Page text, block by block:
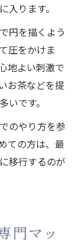
ります。
円を描くよう
圧をかけま
地よい刺激で
お茶などを提
です。
のやり方を参
ての方は、最
移行するのが
門マッ